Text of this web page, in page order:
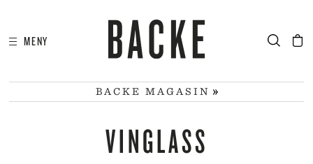
MENY
BACKE MAGASIN
VINGLASS